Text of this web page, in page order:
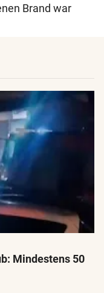
Brand war
Mindestens 50